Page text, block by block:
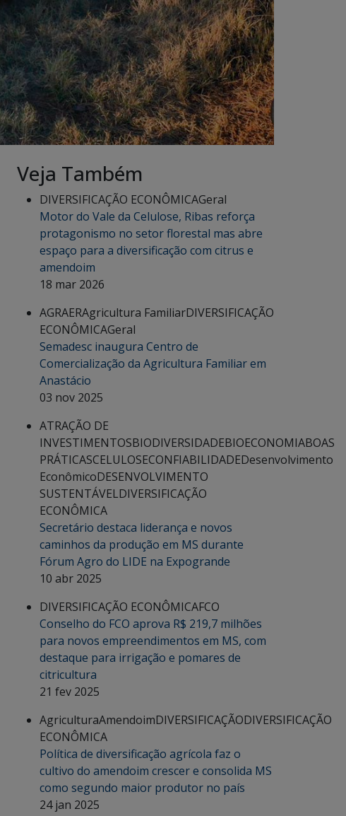
Veja Também
DIVERSIFICAÇÃO ECONÔMICAGeral
Motor do Vale da Celulose, Ribas reforça
protagonismo no setor florestal mas abre
espaço para a diversificação com citrus e
amendoim
18 mar 2026
AGRAERAgricultura FamiliarDIVERSIFICAÇÃO
ECONÔMICAGeral
Semadesc inaugura Centro de
Comercialização da Agricultura Familiar em
Anastácio
03 nov 2025
ATRAÇÃO DE
INVESTIMENTOSBIODIVERSIDADEBIOECONOMIABOAS
PRÁTICASCELULOSECONFIABILIDADEDesenvolvimento
EconômicoDESENVOLVIMENTO
SUSTENTÁVELDIVERSIFICAÇÃO
ECONÔMICA
Secretário destaca liderança e novos
caminhos da produção em MS durante
Fórum Agro do LIDE na Expogrande
10 abr 2025
DIVERSIFICAÇÃO ECONÔMICAFCO
Conselho do FCO aprova R$ 219,7 milhões
para novos empreendimentos em MS, com
destaque para irrigação e pomares de
citricultura
21 fev 2025
AgriculturaAmendoimDIVERSIFICAÇÃODIVERSIFICAÇÃO
ECONÔMICA
Política de diversificação agrícola faz o
cultivo do amendoim crescer e consolida MS
como segundo maior produtor no país
24 jan 2025